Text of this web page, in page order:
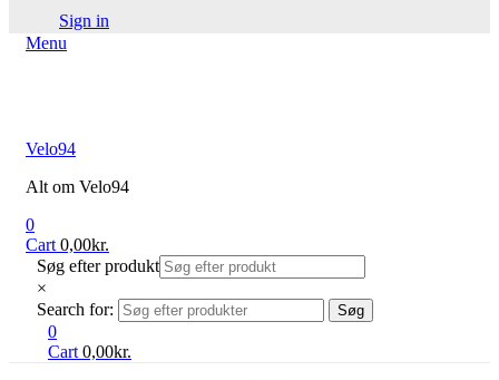
Sign in
Menu
Velo94
Alt om Velo94
0
Cart 0,00kr.
Søg efter produkt
×
Search for:
Søg
0
Cart 0,00kr.